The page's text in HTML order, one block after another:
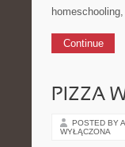
Continue
PIZZA
POSTED BY
WYŁĄCZONA